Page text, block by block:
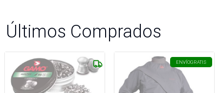
Últimos Comprados
ENVÍOGRATIS